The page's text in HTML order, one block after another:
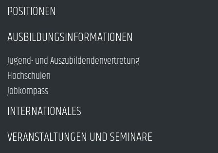
POSITIONEN
AUSBILDUNGSINFORMATIONEN
Jugend- und Auszubildendenvertretung
Hochschulen
Jobkompass
INTERNATIONALES
VERANSTALTUNGEN UND SEMINARE